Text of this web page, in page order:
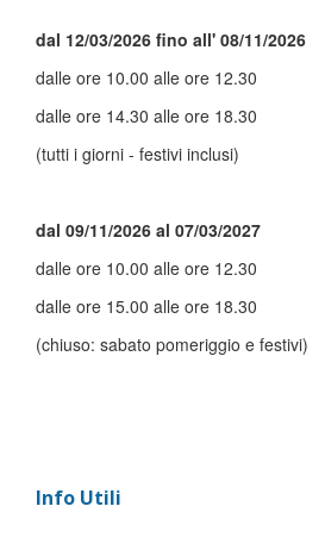
dal 12/03/2026 fino all' 08/11/2026
dalle ore 10.00 alle ore 12.30
dalle ore 14.30 alle ore 18.30
(tutti i giorni - festivi inclusi)
dal 09/11/2026 al 07/03/2027
dalle ore 10.00 alle ore 12.30
dalle ore 15.00 alle ore 18.30
(chiuso: sabato pomeriggio e festivi)
Info Utili